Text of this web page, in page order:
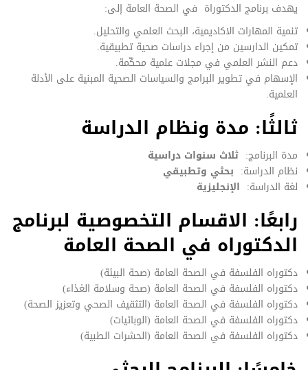
يهدف برنامج الدكتوراة في الصحة العامة إلى:
تنمية المهارات الاكاديمية، البحث العلمي والتحليل.
تمكين الدارسين من إجراء دراسات صحية تطبيقية.
دعم النشر العلمي في مجلات علمية محكّمة.
الإسهام في تطوير البرامج والسياسات الصحية المبنية على الأدلة
العلمية.
ثالثًا: مدة ونظام الدراسة
مدة البرنامج: ثلاث سنوات دراسية
نظام الدراسة: بحثي وتطبيقي
لغة الدراسة: الإنجليزية
رابعًا: الاقسام التخصوصية لبرنامج
الدكتوراه في الصحة العامة
دكتوراه الفلسفة في الصحة العامة (صحة البيئة)
دكتوراه الفلسفة في الصحة العامة (صحة وسلامة الغذاء)
دكتوراه الفلسفة في الصحة العامة (التثقيف الصحي وتعزيز الصحة)
دكتوراه الفلسفة في الصحة العامة (الوبائيات)
دكتوراه الفلسفة في الصحة العامة (الحشرات الطبية)